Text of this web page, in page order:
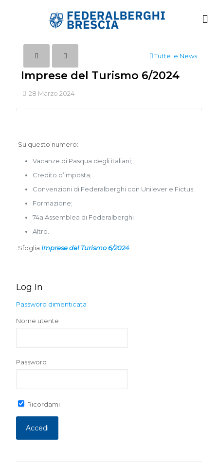
Tutte le News
Imprese del Turismo 6/2024
28 Marzo 2024
Su questo numero:
Vacanze di Pasqua degli italiani;
Credito d’imposta;
Convenzioni di Federalberghi con Unilever e Fictus;
Formazione;
74a Assemblea di Federalberghi
Altro.
Sfoglia Imprese del Turismo 6/2024
Log In
Password dimenticata
Nome utente
Password
Ricordami